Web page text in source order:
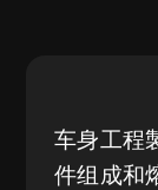
车身工程
件组成和